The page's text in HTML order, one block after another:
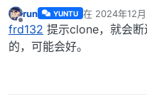
离线
run YUNTU 在 2024年12
最后由 编辑
frd132 提示clone，就会
的，可能会好。